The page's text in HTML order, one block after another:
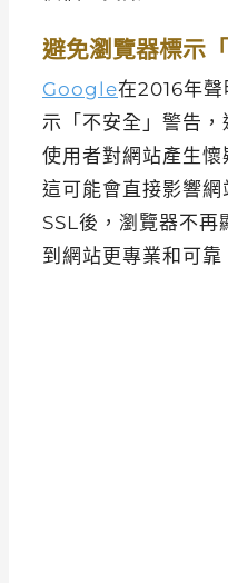
避免瀏覽器標示
Google在2016年聲
示「不安全」警告
使用者對網站產生懷
這可能會直接影響
SSL後，瀏覽器不再
到網站更專業和可靠